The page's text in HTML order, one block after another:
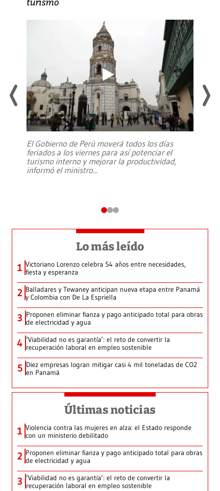
El Gobierno de Perú moverá todos los días
feriados a los viernes para así potenciar el
turismo interno y mejorar la productividad,
informó el ministro...
Lo más leído
1 Victoriano Lorenzo celebra 54 años entre necesidades,
fiesta y esperanza
2 Balladares y Tewaney anticipan nueva etapa entre Panamá
y Colombia con De La Espriella
3 Proponen eliminar fianza y pago anticipado total para obras
de electricidad y agua
4 ‘Viabilidad no es garantía’: el reto de convertir la
recuperación laboral en empleo sostenible
5 Diez empresas logran mitigar casi 4 mil toneladas de CO2
en Panamá
Últimas noticias
1 Violencia contra las mujeres en alza: el Estado responde
con un ministerio debilitado
2 Proponen eliminar fianza y pago anticipado total para obras
de electricidad y agua
3 ‘Viabilidad no es garantía’: el reto de convertir la
recuperación laboral en empleo sostenible